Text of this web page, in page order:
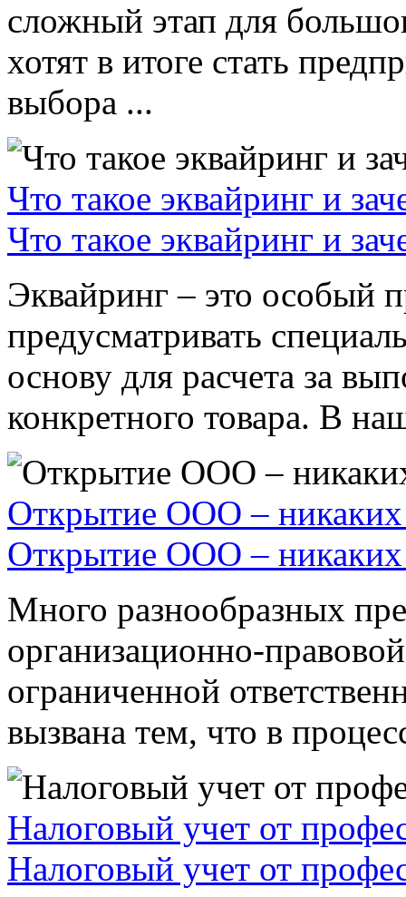
сложный этап для
хотят в итоге стать
выбора ...
Что такое эквайринг и
Что такое эквайринг и
Эквайринг – это особый
предусматривать
основу для расчета за
конкретного товара. В
Открытие ООО – никаких
Открытие ООО – никаких
Много разнообразных
организационно-
ограниченной
вызвана тем, что в
Налоговый учет от
Налоговый учет от